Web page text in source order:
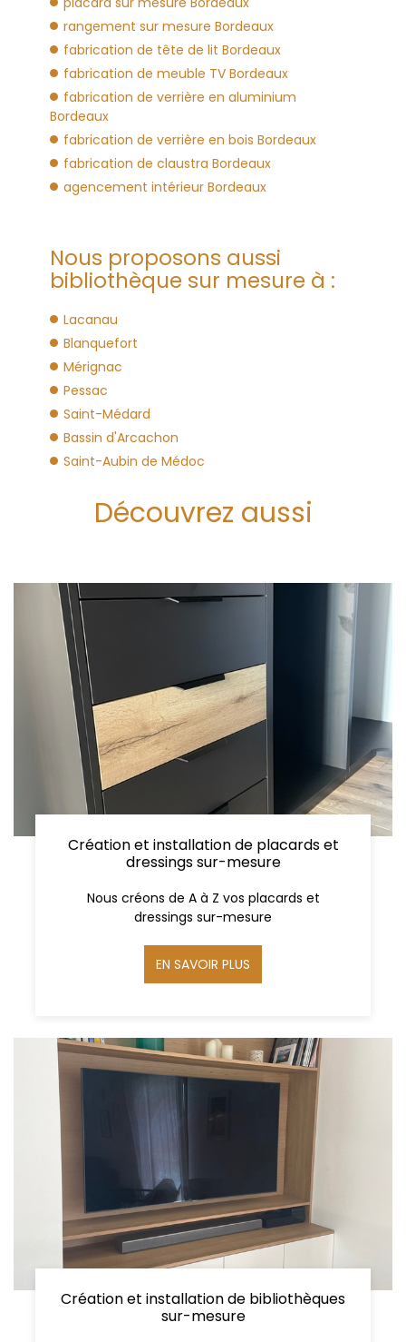
rangement sur mesure Bordeaux
fabrication de tête de lit Bordeaux
fabrication de meuble TV Bordeaux
fabrication de verrière en aluminium
Bordeaux
fabrication de verrière en bois Bordeaux
fabrication de claustra Bordeaux
agencement intérieur Bordeaux
Nous proposons aussi
bibliothèque sur mesure à :
Lacanau
Blanquefort
Mérignac
Pessac
Saint-Médard
Bassin d'Arcachon
Saint-Aubin de Médoc
Découvrez aussi
Création et installation de placards et
dressings sur-mesure
Nous créons de A à Z vos placards et
dressings sur-mesure
EN SAVOIR PLUS
Création et installation de bibliothèques
sur-mesure